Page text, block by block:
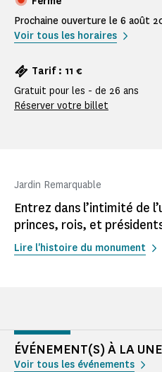
Prochaine ouverture le 6 août
Voir tous les horaires
Tarif : 11 €
Gratuit pour les - de 26 ans
Réserver votre billet
Jardin Remarquable
Entrez dans l’intimité de
princes, rois, et
Lire l'histoire du monument
ÉVÉNEMENT(S) À LA UNE
Voir tous les événements